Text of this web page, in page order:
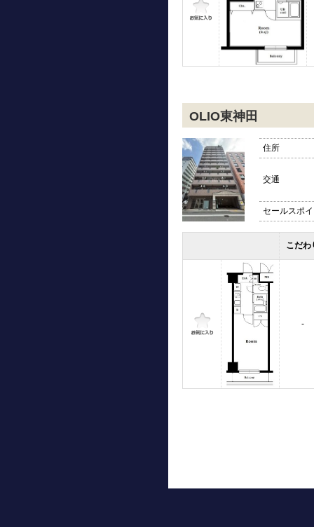
OLIO東神田
住所
交通
セールスポ
こだわ
-